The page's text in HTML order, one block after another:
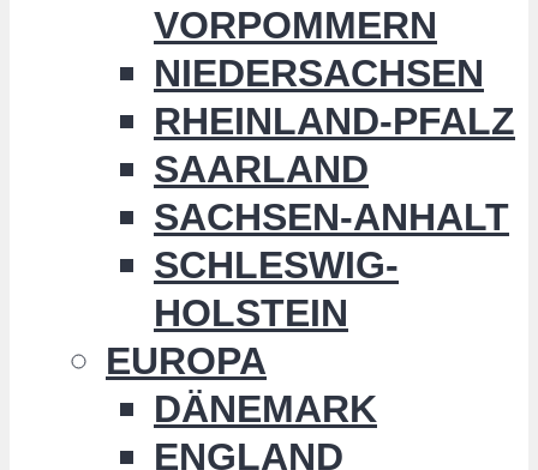
VORPOMMERN
NIEDERSACHSEN
RHEINLAND-PFALZ
SAARLAND
SACHSEN-ANHALT
SCHLESWIG-
HOLSTEIN
EUROPA
DÄNEMARK
ENGLAND